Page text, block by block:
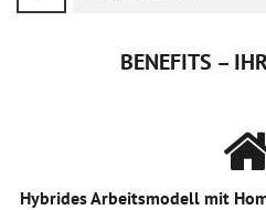
BENEFITS –
Hybrides Arbeitsmodell mit